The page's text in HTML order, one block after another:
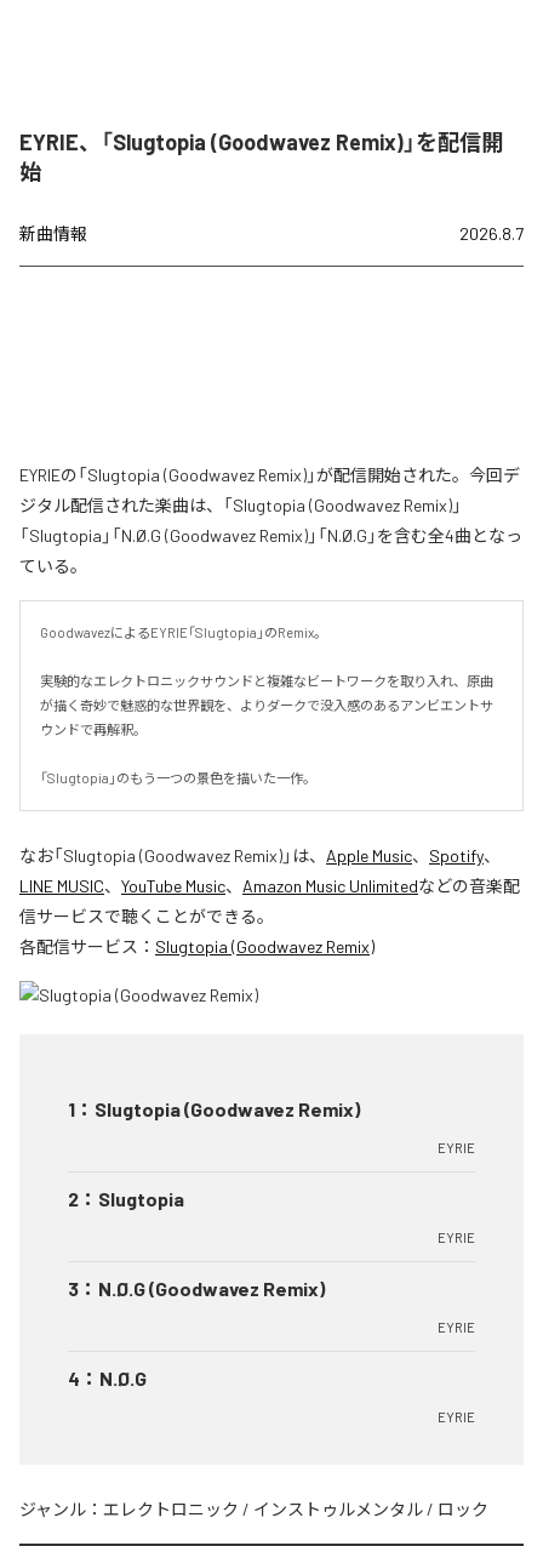
EYRIE、「Slugtopia (Goodwavez Remix)」を配信開
始
新曲情報 2026.8.7
EYRIEの「Slugtopia (Goodwavez Remix)」が配信開始された。今回デ
ジタル配信された楽曲は、「Slugtopia (Goodwavez Remix)」
「Slugtopia」「N.Ø.G (Goodwavez Remix)」「N.Ø.G」を含む全4曲となっ
ている。
GoodwavezによるEYRIE「Slugtopia」のRemix。
実験的なエレクトロニックサウンドと複雑なビートワークを取り入れ、原曲
が描く奇妙で魅惑的な世界観を、よりダークで没入感のあるアンビエントサ
ウンドで再解釈。
「Slugtopia」のもう一つの景色を描いた一作。
なお「Slugtopia (Goodwavez Remix)」は、 Apple Music、 Spotify、
LINE MUSIC、 YouTube Music、 Amazon Music Unlimitedなどの音楽配
信サービスで聴くことができる。
各配信サービス： Slugtopia (Goodwavez Remix)
1 ： Slugtopia (Goodwavez Remix)
EYRIE
2 ： Slugtopia
EYRIE
3 ： N.Ø.G (Goodwavez Remix)
EYRIE
4 ： N.Ø.G
EYRIE
ジャンル： エレクトロニック / インストゥルメンタル / ロック